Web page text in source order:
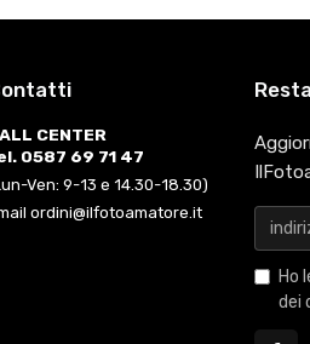
CENTER
0587 69 71 47
Ven: 9-13 e 14.30-18.30)
ordini@ilfotoamatore.it
Ho
dei